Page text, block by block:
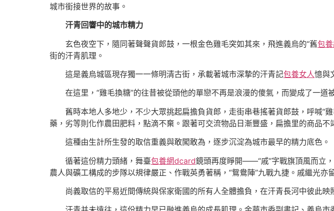
城市銜接世界的故事。
汗青回響中的城市精力
玄色夜空下，隨同著聲聲貨郎鼓，一根金色雞毛突如其來，飛進義烏的“舊包
街的汗青肌理。
這是義烏城區現存獨一一條明清古街，承載著城市深摯的汗青記包養女人憶與
在這里，“雞毛換糖”的往昔被從頭他的單戀不再是浪漫的傻氣，而變成了一
舊時本地人多地少，不少大眾挑起扁擔負貨郎，走街串巷搖著貨郎鼓，呼喊“
藥，劣等則化作農田肥料，點滴不棄。跟著可交流物品日漸豐盛，扁擔里的商品
這種由生計所生發的取信重義與敢闖敢為，逐步沉淀為城市最早的精力底色。
循著這份精力頭緒，舞臺包養網dcard鏡頭再度睜開——“戚”字戰旗頂風而立
農人與礦工構成的步隊以規律嚴正、作戰英勇著稱，“鴛鴦陣”九戰九捷。戚繼光亦
尚義取信的平易近間傳統與保家衛國的所有人全體擔負，在汗青長河中彼此映